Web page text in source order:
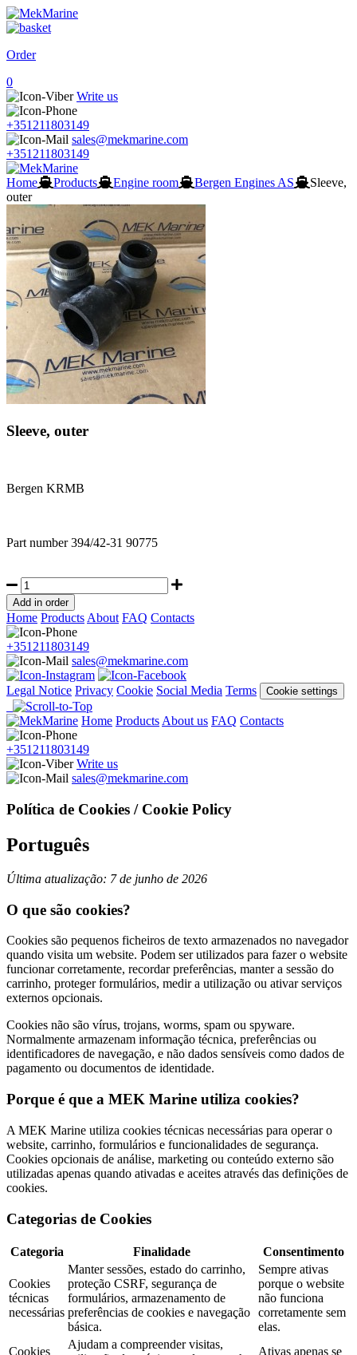
Order
0
Write us
+351211803149
sales@mekmarine.com
+351211803149
Home Products Engine room Bergen Engines AS
Sleeve,
outer
Sleeve, outer
Bergen KRMB
Part number394/42-31 90775
Home ProductsAbout FAQ Contacts
+351211803149
sales@mekmarine.com
Legal Notice Privacy Cookie Social Media Terms Cookie settings
Home ProductsAbout us FAQ Contacts
+351211803149
Write us
sales@mekmarine.com
Política de Cookies / Cookie Policy
Português
Última atualização: 7 de junho de 2026
O que são cookies?
Cookies são pequenos ficheiros de texto armazenados no navegador
quando visita um website. Podem ser utilizados para fazer o website
funcionar corretamente, recordar preferências, manter a sessão do
carrinho, proteger formulários, medir a utilização ou ativar serviços
externos opcionais.
Cookies não são vírus, trojans, worms, spam ou spyware.
Normalmente armazenam informação técnica, preferências ou
identificadores de navegação, e não dados sensíveis como dados de
pagamento ou documentos de identidade.
Porque é que a MEK Marine utiliza cookies?
A MEK Marine utiliza cookies técnicas necessárias para operar o
website, carrinho, formulários e funcionalidades de segurança.
Cookies opcionais de análise, marketing ou conteúdo externo são
utilizadas apenas quando ativadas e aceites através das definições de
cookies.
Categorias de Cookies
Categoria Finalidade Consentimento
Cookies
técnicas
necessárias
Manter sessões, estado do carrinho,
proteção CSRF, segurança de
formulários, armazenamento de
preferências de cookies e navegação
básica.
Sempre ativas
porque o website
não funciona
corretamente sem
elas.
Cookies
Ajudam a compreender visitas,
Ativas apenas se